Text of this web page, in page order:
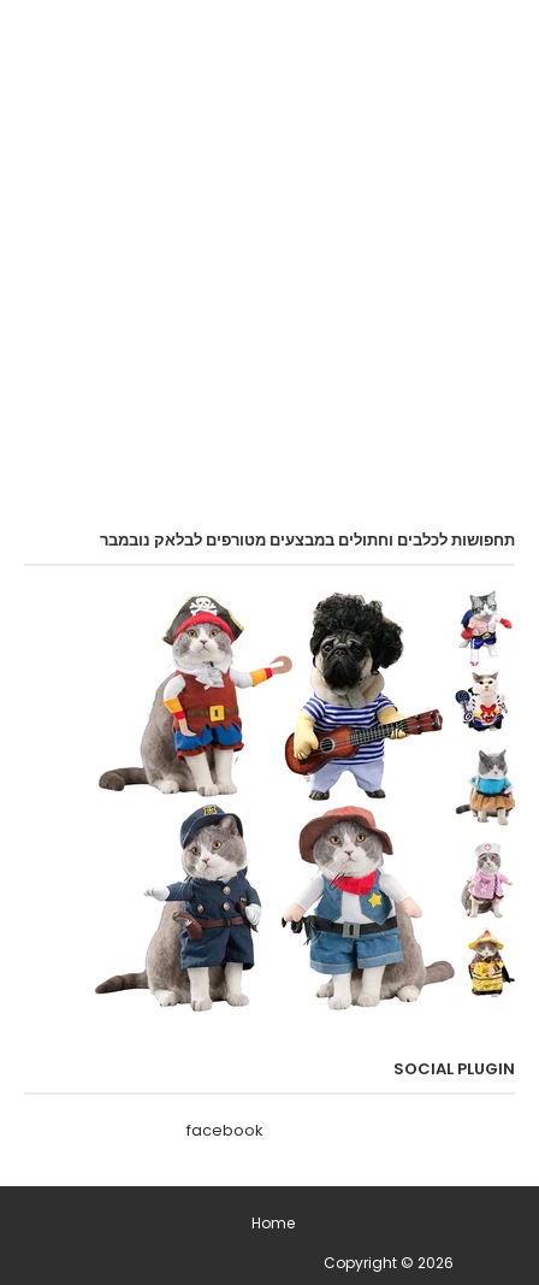
תחפושות לכלבים וחתולים במבצעים מטורפים לבלאק נובמבר
SOCIAL PLUGIN
facebook
Home
Copyright © 2026